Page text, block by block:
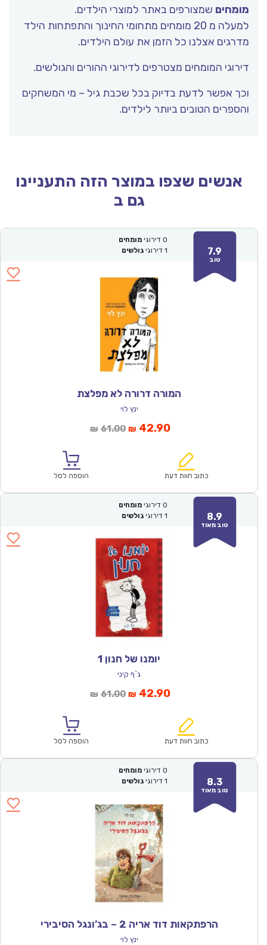
מומחים שמצורפים באתר למוצרי הילדים.
למעלה מ 20 מומחים מתחומי החינוך והתפתחות הילד
מדרגים אצלנו כל הזמן את עולם הילדים.
דירוגי המומחים מצטרפים לדירוגי ההורים והגולשים.
וכך אפשר לדעת בדיוק בכל שכבת גיל – מי המשחקים
והספרים הטובים ביותר לילדים.
אנשים שצפו במוצר הזה התעניינו
גם ב
7.9
טוב
0 דירוגי מומחים
1 דירוגי גולשים
המורה דרורה לא מפלצת
ינץ לוי
₪ 61.00המחיר
₪61.00.
₪ 42.90המחיר
הוא:
כתוב חוות דעת הוספה לסל
8.9
טוב מאוד
0 דירוגי מומחים
1 דירוגי גולשים
יומנו של חנון 1
ג`ף קיני
₪ 61.00המחיר
₪61.00.
₪ 42.90המחיר
הוא:
כתוב חוות דעת הוספה לסל
8.3
טוב מאוד
0 דירוגי מומחים
1 דירוגי גולשים
הרפתקאות דוד אריה 2 – בג’ונגל הסיבירי
ינץ לוי